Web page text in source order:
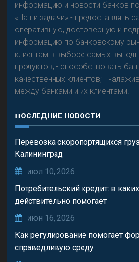
информацию и новости банков
«Наши задачи» - предоставлять
оперативную, достоверную и
информацию по банковскому
клиентам в выборе самых
продуктов; - способствовать
качественных клиентов; -
между банками и их клиентами.
ПОСЛЕДНИЕ НОВОСТИ
Перевозка скоропортящихся
Калининград
июл 10, 2026
Потребительский кредит: в
действительно помогает
июн 16, 2026
Как регулирование помогает
справедливую среду